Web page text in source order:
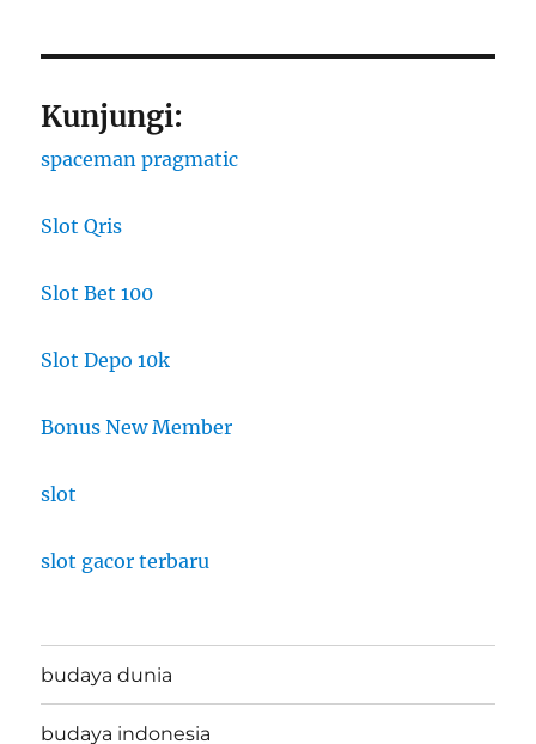
Kunjungi:
spaceman pragmatic
Slot Qris
Slot Bet 100
Slot Depo 10k
Bonus New Member
slot
slot gacor terbaru
budaya dunia
budaya indonesia